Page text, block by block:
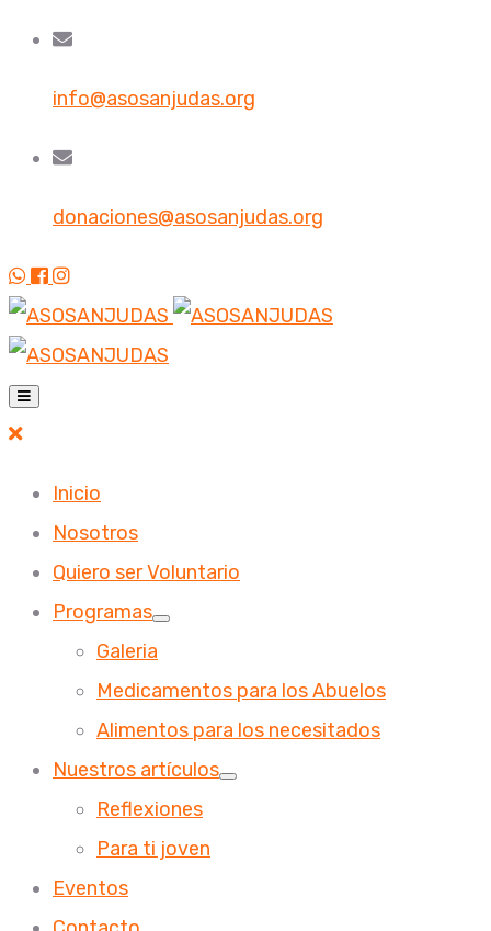
info@asosanjudas.org
donaciones@asosanjudas.org
Inicio
Nosotros
Quiero ser Voluntario
Programas
Galeria
Medicamentos para los Abuelos
Alimentos para los necesitados
Nuestros artículos
Reflexiones
Para ti joven
Eventos